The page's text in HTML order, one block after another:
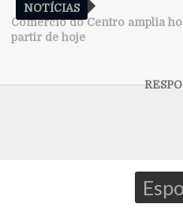
NOTÍCIAS
Comércio do Centro amplia
partir de hoje